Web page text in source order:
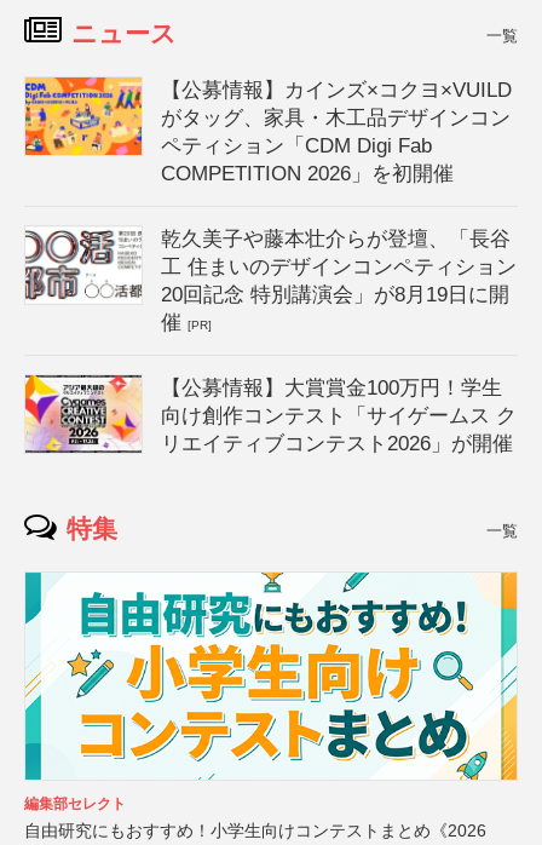
ニュース 一覧
【公募情報】カインズ×コクヨ×VUILD
がタッグ、家具・木工品デザインコン
ペティション「CDM Digi Fab
COMPETITION 2026」を初開催
乾久美子や藤本壮介らが登壇、「長谷
工 住まいのデザインコンペティション
20回記念 特別講演会」が8月19日に開
催[PR]
【公募情報】大賞賞金100万円！学生
向け創作コンテスト「サイゲームス ク
リエイティブコンテスト2026」が開催
特集 一覧
編集部セレクト
自由研究にもおすすめ！小学生向けコンテストまとめ《2026